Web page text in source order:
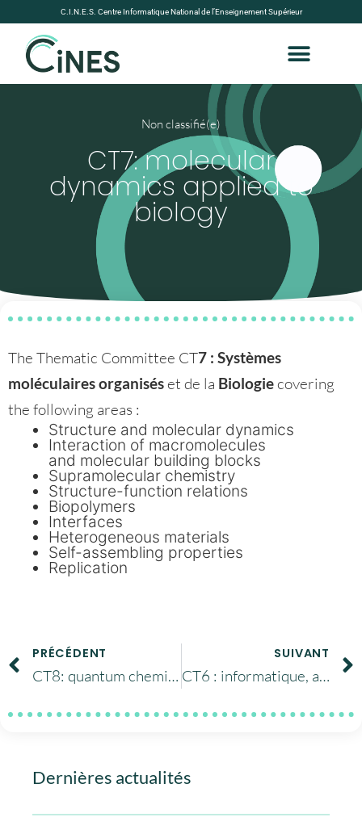
C.I.N.E.S. Centre Informatique National de l’Enseignement Supérieur
Non classifié(e)
CT7: molecular
dynamics applied to
biology
The Thematic Committee CT7 : Systèmes
moléculaires organiséset de la Biologiecovering
the following areas :
Structure and molecular dynamics
Interaction of macromolecules
and molecular building blocks
Supramolecular chemistry
Structure-function relations
Biopolymers
Interfaces
Heterogeneous materials
Self-assembling properties
Replication
PRÉCÉDENT
CT8: quantum chemistry and molecular modeling
SUIVANT
CT6 : informatique, algorithmique et mathématiques
Dernières actualités